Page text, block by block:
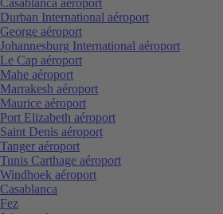
Durban International aéroport
George aéroport
Johannesburg International aéroport
Le Cap aéroport
Mahe aéroport
Marrakesh aéroport
Maurice aéroport
Port Elizabeth aéroport
Saint Denis aéroport
Tanger aéroport
Tunis Carthage aéroport
Windhoek aéroport
Casablanca
Fez